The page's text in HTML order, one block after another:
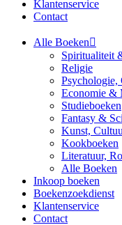
Klantenservice
Contact
Alle Boeken
Spiritualiteit
Religie
Psychologie,
Economie &
Studieboeken
Fantasy &
Kunst,
Kookboeken
Literatuur,
Alle Boeken
Inkoop boeken
Boekenzoekdienst
Klantenservice
Contact